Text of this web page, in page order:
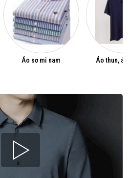
Áo sơ mi nam Áo thun, áo